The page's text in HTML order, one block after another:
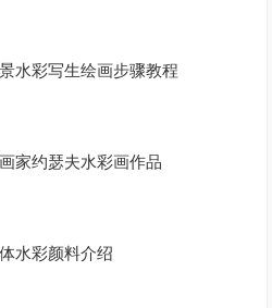
水彩写生绘画步骤教程
家约瑟夫水彩画作品
水彩颜料介绍